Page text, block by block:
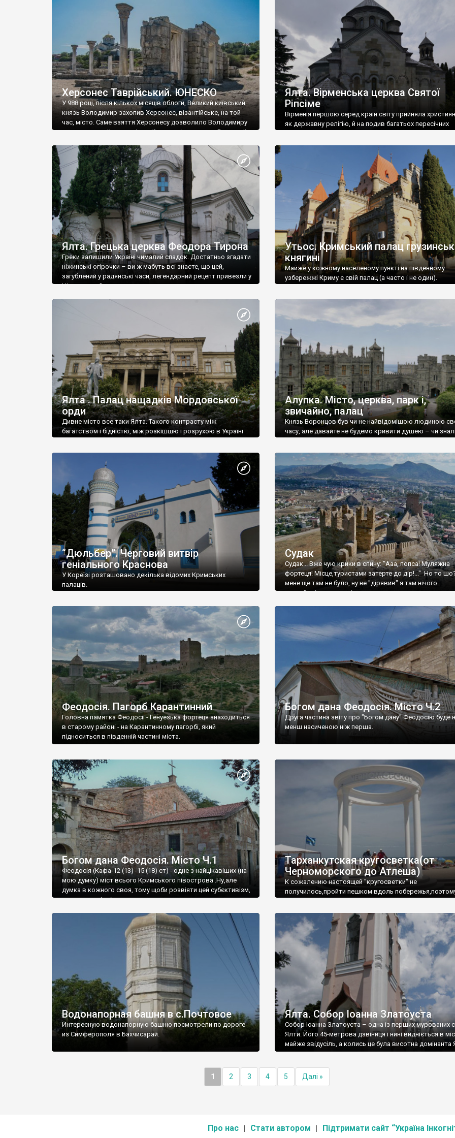
візантійської доби. Раритети викрадені з фондів об’єкту
культурної спадщини ЮНЕСКО «Херсонеса Таврійського».
Офіційно – на виставку «Золото Візантії», але експерти та
влада в Україні вважають це лише […]
називаються «повстяками» (postaki)…” “Вино. Крим
виробляє відмінне вино і його вдосталь: воно все
легке біле і дуже […]
Херсонес Таврійський. ЮНЕСКО
У 988 році, після кількох місяців облоги, Великий київський
князь Володимир захопив Херсонес, візантійське, на той
час, місто. Саме взяття Херсонесу дозволило Володимиру
диктувати свої умови візантійському імператору Василю ІІ,
Херсонесі Володимир-язичник, став Василем-
християнином. А потім було Хрещення Русі. На честь
Херсонесу Таврійського названо місто […]
Ялта. Вірменська церква Святої
Ріпсіме
Вірменія першою серед країн світу прийняла
як державну релігію, й на подив багатьох пересічних
Ялта. Грецька церква Феодора Тирона
Греки залишили Україні чималий спадок. Достатньо згадати
ніжинські огірочки – ви ж мабуть всі знаєте, що цей,
загублений у радянські часи, легендарний рецепт привезли у
Ніжин греки?
Утьос. Кримський палац
княгині
Майже у кожному населеному пункті на південному
узбережжі Криму є свій палац (а часто і не один).
Ялта . Палац нащадків Мордовської
орди
Дивне місто все таки Ялта. Такого контрасту між
багатством і бідністю, між розкішшю і розрухою в Україні
Алупка. Місто, церква, парк і,
звичайно, палац
Князь Воронцов був чи не найвідомішою людиною
часу, але давайте не будемо кривити душею – чи
“Дюльбер”. Черговий витвір
геніального Краснова
У Кореїзі розташовано декілька відомих Кримських
палаців.
Судак
Судак... Вже чую крики в спину: "Ааа, попса! Муляжна
фортеця! Місце,туристами затерте до дір!..." Но то
мене ще там не було, ну не "дірявив" я там нічого...
принаймні до цього літа.
Феодосія. Пагорб Карантинний
Головна памятка Феодосії - Генуезька фортеця знаходиться
в старому районі - на Карантинному пагорбі, який
підноситься в південній частині міста.
Богом дана Феодосія. Місто Ч.2
Друга частина звіту про "Богом дану" Феодосію буде
менш насиченою ніж перша.
Богом дана Феодосія. Місто Ч.1
Феодосія (Кафа-12 (13) -15 (18) ст) - одне з найцікавіших (на
мою думку) міст всього Кримського півострова .Ну,але
думка в кожного своя, тому щоби розвіяти цей субєктивізм,
запрошую відвідати це
Тарханкутская кругосветка(от
Черноморского до Атлеша)
К сожалению настоящей "кругосветки" не
получилось,пройти пешком вдоль
Водонапорная башня в с.Почтовое
Интересную водонапорную башню посмотрели по дороге
из Симферополя в Бахчисарай.
Ялта. Собор Іоанна Златоуста
Собор Іоанна Златоуста – одна із перших мурованих
Ялти. Його 45-метрова дзвіниця і нині видніється в
майже звідусіль, а колись це була висотна домінанта
1 2 3 4 5 Далі »
Про нас Стати автором Підтримати сайт “Україна